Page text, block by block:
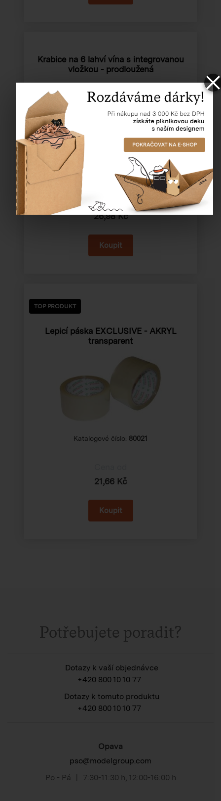
Krabice na 6 lahví vína s integrovanou
vložkou - prodloužená
Katalogové číslo:43046
Cena od
26,98 Kč
TOP PRODUKT
Lepicí páska EXCLUSIVE - AKRYL
transparent
Katalogové číslo: 80021
21,66 Kč
Potřebujete poradit?
Dotazy k vaší objednávce
+420 800 10 10 77
Dotazy k tomuto produktu
+420 800 10 10 77
Opava
pso@modelgroup.com
Po - Pá
7:30-11:30 h 12:00-16:00 h